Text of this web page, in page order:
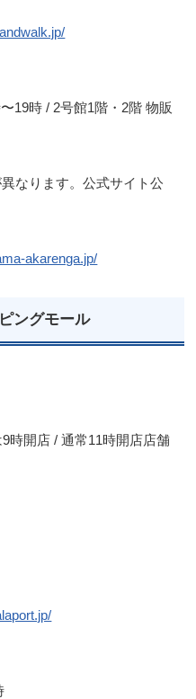
19時 / 2号館1階・2階 物販
なります。公式サイト公
akarenga.jp/
ングモール
時開店 / 通常11時開店店舗